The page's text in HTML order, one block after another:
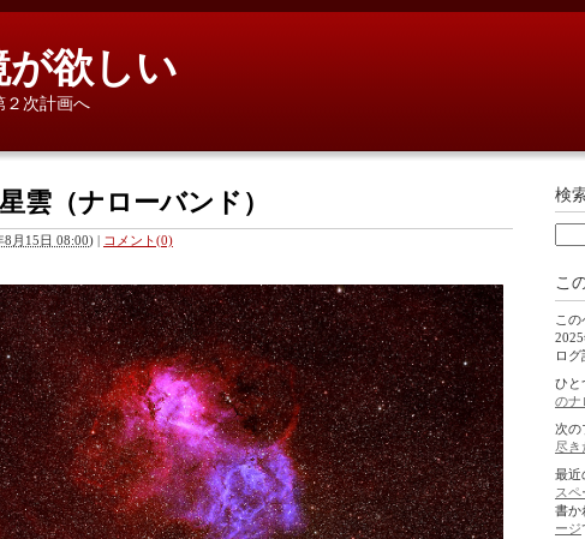
が欲しい
２次計画へ
雲（ナローバンド）
8月15日 08:00) | コメント(0)
検
こ
こ
ログ
ひと
のナ
次の
尽き
最近
スペ
書か
ージ